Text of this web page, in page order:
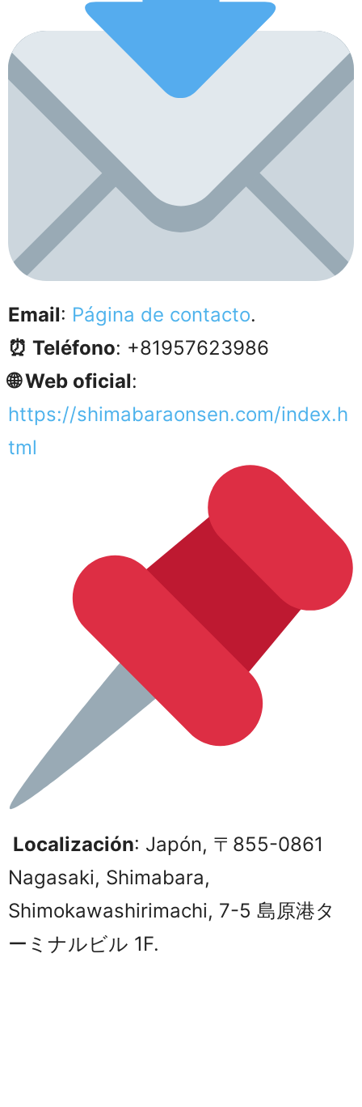
Email: Página de contacto.
⏰ Teléfono: +81957623986
🌐 Web oficial:
https://shimabaraonsen.com/index.h
tml
Localización: Japón, 〒855-0861
Nagasaki, Shimabara,
Shimokawashirimachi, 7-5 島原港タ
ーミナルビル 1F.